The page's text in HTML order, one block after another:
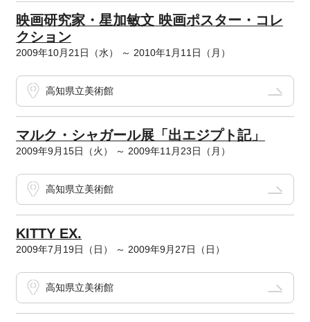
映画研究家・星加敏文 映画ポスター・コレ
クション
2009年10月21日（水） ～ 2010年1月11日（月）
高知県立美術館
マルク・シャガール展「出エジプト記」
2009年9月15日（火） ～ 2009年11月23日（月）
高知県立美術館
KITTY EX.
2009年7月19日（日） ～ 2009年9月27日（日）
高知県立美術館